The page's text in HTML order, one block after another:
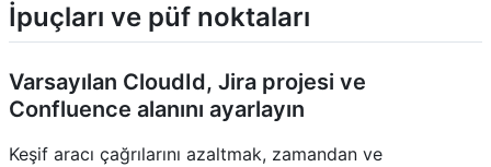
İpuçları ve püf noktaları
Varsayılan CloudId, Jira projesi ve
Confluence alanını ayarlayın
Keşif aracı çağrılarını azaltmak, zamandan ve